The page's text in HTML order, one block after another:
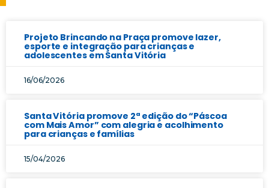
Projeto Brincando na Praça promove lazer,
esporte e integração para crianças e
adolescentes em Santa Vitória
16/06/2026
Santa Vitória promove 2ª edição do “Páscoa
com Mais Amor” com alegria e acolhimento
para crianças e famílias
15/04/2026